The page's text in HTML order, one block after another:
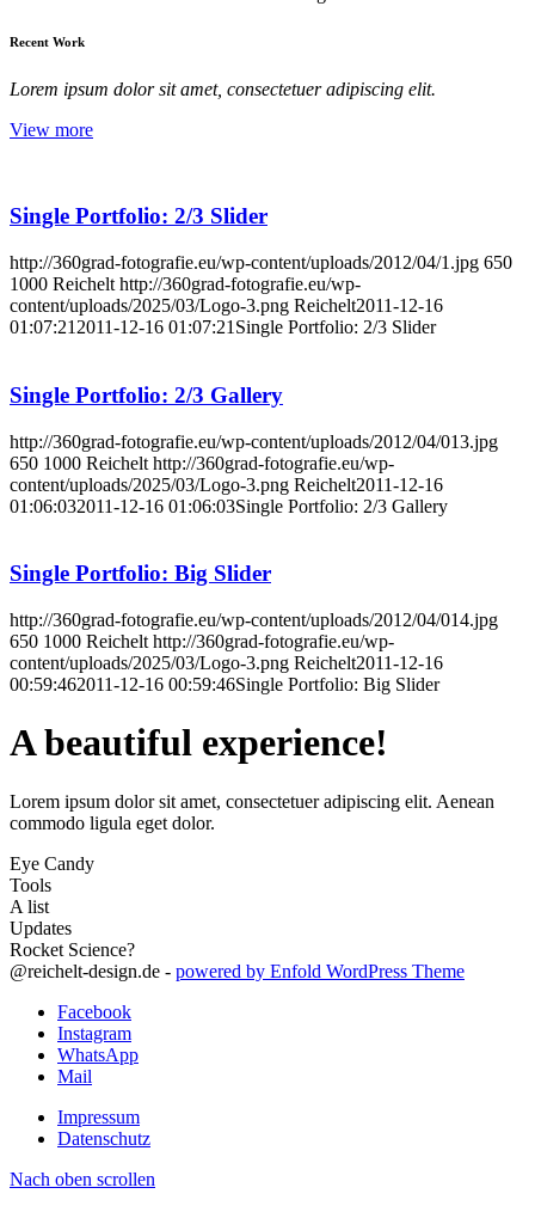
Recent Work
Lorem ipsum dolor sit amet, consectetuer adipiscing elit.
View more
Single Portfolio: 2/3 Slider
http://360grad-fotografie.eu/wp-content/uploads/2012/04/1.jpg 650
1000 Reichelt http://360grad-fotografie.eu/wp-
content/uploads/2025/03/Logo-3.png Reichelt2011-12-16
01:07:21 2011-12-16 01:07:21 Single Portfolio: 2/3 Slider
Single Portfolio: 2/3 Gallery
http://360grad-fotografie.eu/wp-content/uploads/2012/04/013.jpg
650 1000 Reichelt http://360grad-fotografie.eu/wp-
content/uploads/2025/03/Logo-3.png Reichelt2011-12-16
01:06:032011-12-16 01:06:03Single Portfolio: 2/3 Gallery
Single Portfolio: Big Slider
http://360grad-fotografie.eu/wp-content/uploads/2012/04/014.jpg
650 1000 Reichelt http://360grad-fotografie.eu/wp-
content/uploads/2025/03/Logo-3.png Reichelt2011-12-16
00:59:462011-12-16 00:59:46Single Portfolio: Big Slider
A beautiful experience!
Lorem ipsum dolor sit amet, consectetuer adipiscing elit. Aenean
commodo ligula eget dolor.
Eye Candy
Tools
A list
Updates
Rocket Science?
@reichelt-design.de - powered by Enfold WordPress Theme
Facebook
Instagram
WhatsApp
Mail
Impressum
Datenschutz
Nach oben scrollen